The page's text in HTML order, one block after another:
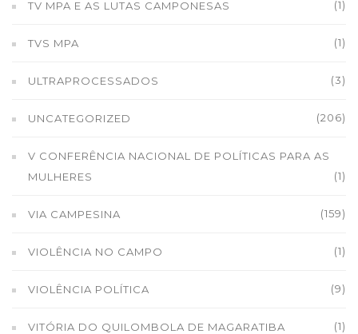
TV MPA E AS LUTAS CAMPONESAS (1)
TVS MPA (1)
ULTRAPROCESSADOS (3)
UNCATEGORIZED (206)
V CONFERÊNCIA NACIONAL DE POLÍTICAS PARA AS
MULHERES
(1)
VIA CAMPESINA (159)
VIOLÊNCIA NO CAMPO (1)
VIOLÊNCIA POLÍTICA (9)
VITÓRIA DO QUILOMBOLA DE MAGARATIBA (1)